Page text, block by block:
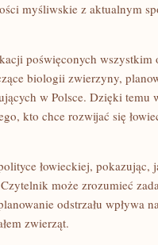
myśliwskie z aktualnym
poświęconych wszystkim
biologii zwierzyny,
w Polsce. Dzięki temu
kto chce rozwijać się
łowieckiej,
może zrozumieć
odstrzału wpływa
zwierząt.